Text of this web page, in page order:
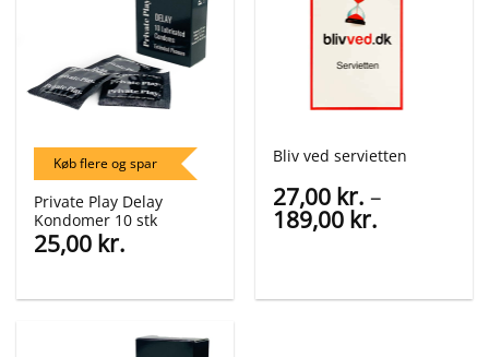
Køb flere og spar
Private Play Delay
Kondomer 10 stk
25,00 kr.
Bliv ved servietten
27,00 kr. –
189,00 kr.